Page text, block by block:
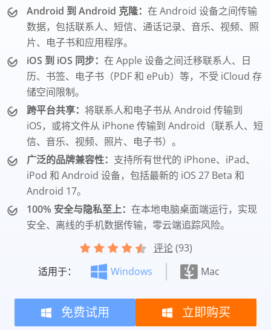
Android 到 Android 克隆： 在 Android 设备之间传输
数据，包括联系人、短信、通话记录、音乐、视频、照
片、电子书和应用程序。
iOS 到 iOS 同步： 在 Apple 设备之间迁移联系人、日
历、书签、电子书（PDF 和 ePub）等，不受 iCloud 存
储空间限制。
跨平台共享： 将联系人和电子书从 Android 传输到
iOS，或将文件从 iPhone 传输到 Android（联系人、短
信、音乐、视频、照片、电子书）。
广泛的品牌兼容性： 支持所有世代的 iPhone、iPad、
iPod 和 Android 设备，包括最新的 iOS 27 Beta 和
Android 17。
100% 安全与隐私至上： 在本地电脑桌面端运行，实现
安全、离线的手机数据传输，零云端追踪风险。
评论(93)
适用于：
Windows Mac
免费试用 立即购买